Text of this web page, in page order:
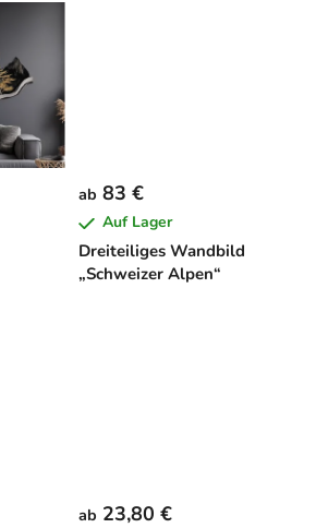
Dreiteiliges Wandbild
„Schweizer Alpen“
ab 83 €
Auf Lager
ab 23,80 €